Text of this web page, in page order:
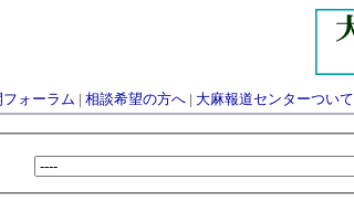
フォーラム | 相談希望の方へ| 大麻報道センターついて